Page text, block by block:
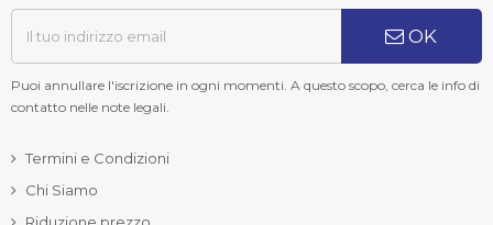
OK
Puoi annullare l'iscrizione in ogni momenti. A questo scopo, cerca le info di
contatto nelle note legali.
Termini e Condizioni
Chi Siamo